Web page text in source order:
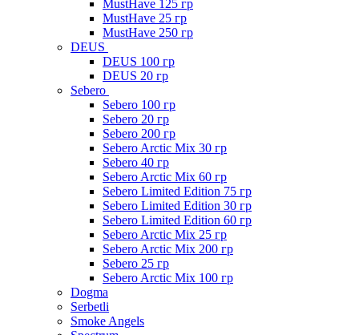
MustHave 125 гр
MustHave 25 гр
MustHave 250 гр
DEUS
DEUS 100 гр
DEUS 20 гр
Sebero
Sebero 100 гр
Sebero 20 гр
Sebero 200 гр
Sebero Arctic Mix 30 гр
Sebero 40 гр
Sebero Arctic Mix 60 гр
Sebero Limited Edition 75 гр
Sebero Limited Edition 30 гр
Sebero Limited Edition 60 гр
Sebero Arctic Mix 25 гр
Sebero Arctic Mix 200 гр
Sebero 25 гр
Sebero Arctic Mix 100 гр
Dogma
Serbetli
Smoke Angels